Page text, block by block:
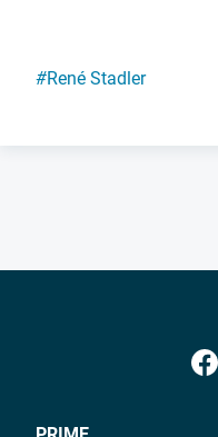
#René Stadler